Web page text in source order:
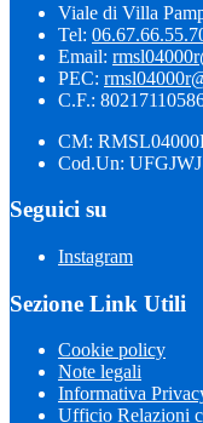
Viale di Villa
Tel:
Email:
PEC:
C.F.:
CM:
Cod.Un: UFGJWJ
Seguici su
Instagram
Sezione Link Utili
Cookie policy
Note legali
Informativa
Ufficio Relazioni